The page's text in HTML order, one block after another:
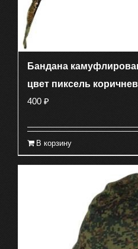
Бандана
цвет пиксель
400 ₽
В корзину